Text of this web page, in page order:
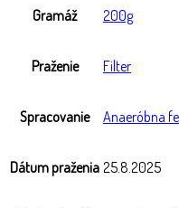
Gramáž 200g
Praženie Filter
Spracovanie Anaeróbna
Dátum praženia 25.8.2025